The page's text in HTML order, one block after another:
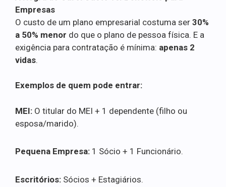
Empresas
O custo de um plano empresarial costuma ser 30%
a 50% menor do que o plano de pessoa física. E a
exigência para contratação é mínima: apenas 2
vidas.
Exemplos de quem pode entrar:
MEI: O titular do MEI + 1 dependente (filho ou
esposa/marido).
Pequena Empresa: 1 Sócio + 1 Funcionário.
Escritórios: Sócios + Estagiários.